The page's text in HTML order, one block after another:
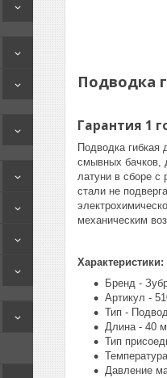
Подводка
Гарантия 1
Подводка
смывных бачков,
латуни в сборе с
стали не
механическим
Характеристики:
Бренд -
Артикул -
Тип -
Длина - 40
Тип
Давление